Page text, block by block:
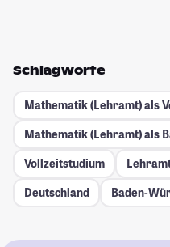
Schlagworte
Mathematik (Lehramt) als
Mathematik (Lehramt) als
Vollzeitstudium
Deutschland
Baden-